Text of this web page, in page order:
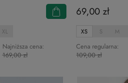
Najniższa cena:
169,00 zł
XL
69,00 zł
Cena regularna:
109,00 zł
XS S M